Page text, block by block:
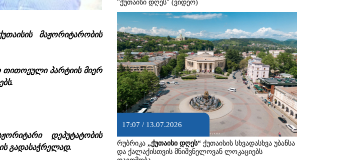
მაჟორიტარობის
თითოეული პარტიის მიერ
დეპუტატობის
გადასაჭრელად.
"ქუთაისი დღეს" (ვიდეო)
17:07 / 13.07.2026
რუბრიკა „ქუთაისი დღეს“ ქუთაისის სხვადასხვა უბანსა
და ქალაქისთვის მნიშვნელოვან ლოკაციებს